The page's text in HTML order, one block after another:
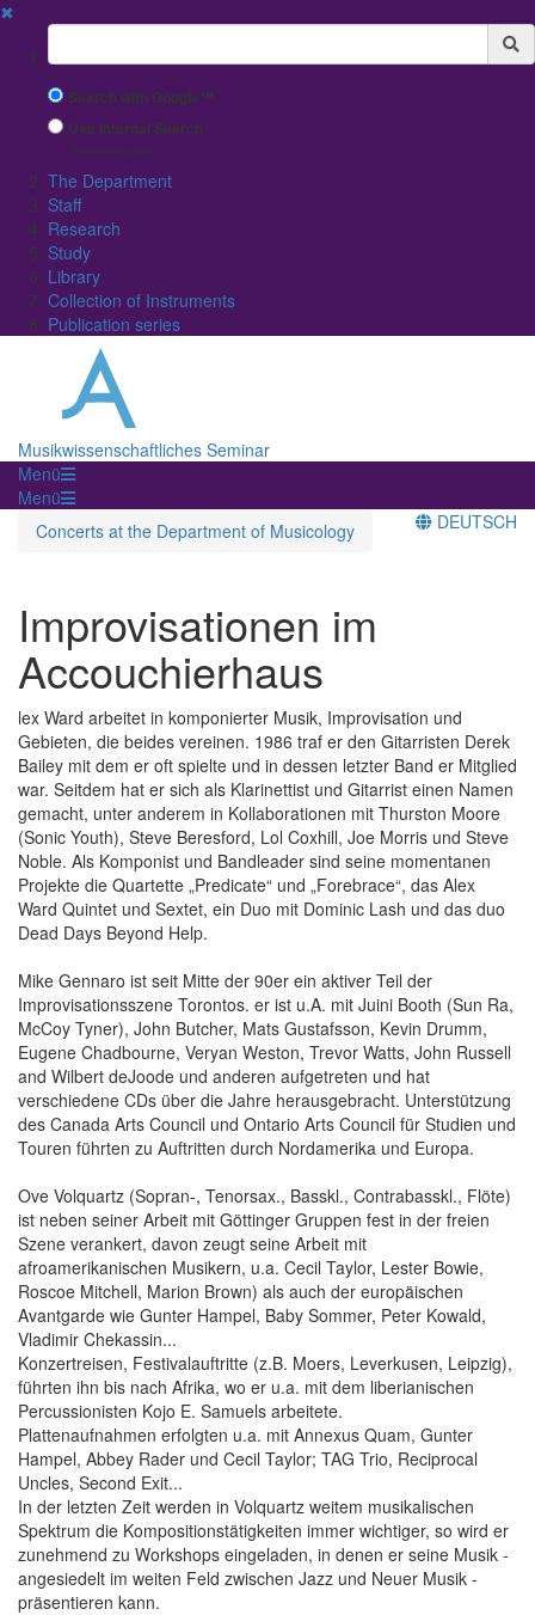
✖
Suchbegriff
Search with Google™
Use Internal Search
(limited result quality)
The Department
Staff
Research
Study
Library
Collection of Instruments
Publication series
Musikwissenschaftliches Seminar
Menü
Menü
Concerts at the Department of Musicology
DEUTSCH
Improvisationen im
Accouchierhaus
lex Ward arbeitet in komponierter Musik, Improvisation und
Gebieten, die beides vereinen. 1986 traf er den Gitarristen Derek
Bailey mit dem er oft spielte und in dessen letzter Band er Mitglied
war. Seitdem hat er sich als Klarinettist und Gitarrist einen Namen
gemacht, unter anderem in Kollaborationen mit Thurston Moore
(Sonic Youth), Steve Beresford, Lol Coxhill, Joe Morris und Steve
Noble. Als Komponist und Bandleader sind seine momentanen
Projekte die Quartette „Predicate“ und „Forebrace“, das Alex
Ward Quintet und Sextet, ein Duo mit Dominic Lash und das duo
Dead Days Beyond Help.
Mike Gennaro ist seit Mitte der 90er ein aktiver Teil der
Improvisationsszene Torontos. er ist u.A. mit Juini Booth (Sun Ra,
McCoy Tyner), John Butcher, Mats Gustafsson, Kevin Drumm,
Eugene Chadbourne, Veryan Weston, Trevor Watts, John Russell
and Wilbert deJoode und anderen aufgetreten und hat
verschiedene CDs über die Jahre herausgebracht. Unterstützung
des Canada Arts Council und Ontario Arts Council für Studien und
Touren führten zu Auftritten durch Nordamerika und Europa.
Ove Volquartz (Sopran-, Tenorsax., Basskl., Contrabasskl., Flöte)
ist neben seiner Arbeit mit Göttinger Gruppen fest in der freien
Szene verankert, davon zeugt seine Arbeit mit
afroamerikanischen Musikern, u.a. Cecil Taylor, Lester Bowie,
Roscoe Mitchell, Marion Brown) als auch der europäischen
Avantgarde wie Gunter Hampel, Baby Sommer, Peter Kowald,
Vladimir Chekassin...
Konzertreisen, Festivalauftritte (z.B. Moers, Leverkusen, Leipzig),
führten ihn bis nach Afrika, wo er u.a. mit dem liberianischen
Percussionisten Kojo E. Samuels arbeitete.
Plattenaufnahmen erfolgten u.a. mit Annexus Quam, Gunter
Hampel, Abbey Rader und Cecil Taylor; TAG Trio, Reciprocal
Uncles, Second Exit...
In der letzten Zeit werden in Volquartz weitem musikalischen
Spektrum die Kompositionstätigkeiten immer wichtiger, so wird er
zunehmend zu Workshops eingeladen, in denen er seine Musik -
angesiedelt im weiten Feld zwischen Jazz und Neuer Musik -
präsentieren kann.